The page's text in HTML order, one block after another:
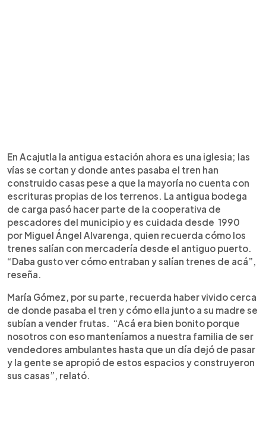
En Acajutla la antigua estación ahora es una iglesia; las
vías se cortan y donde antes pasaba el tren han
construido casas pese a que la mayoría no cuenta con
escrituras propias de los terrenos. La antigua bodega
de carga pasó hacer parte de la cooperativa de
pescadores del municipio y es cuidada desde 1990
por Miguel Ángel Alvarenga, quien recuerda cómo los
trenes salían con mercadería desde el antiguo puerto.
“Daba gusto ver cómo entraban y salían trenes de acá”,
reseña.
María Gómez, por su parte, recuerda haber vivido cerca
de donde pasaba el tren y cómo ella junto a su madre se
subían a vender frutas. “Acá era bien bonito porque
nosotros con eso manteníamos a nuestra familia de ser
vendedores ambulantes hasta que un día dejó de pasar
y la gente se apropió de estos espacios y construyeron
sus casas”, relató.